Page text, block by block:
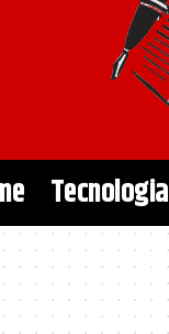
Tecnologia